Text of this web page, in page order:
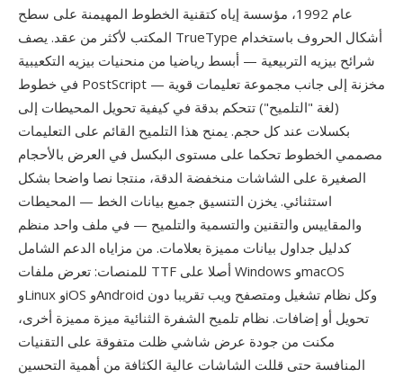
عام 1992، مؤسسة إياه كتقنية الخطوط المهيمنة على سطح
المكتب لأكثر من عقد. يصف TrueType أشكال الحروف باستخدام
شرائح بيزيه التربيعية — أبسط رياضيا من منحنيات بيزيه التكعيبية
في خطوط PostScript — مخزنة إلى جانب مجموعة تعليمات قوية
(لغة "التلميح") تتحكم بدقة في كيفية تحويل المحيطات إلى
بكسلات عند كل حجم. يمنح هذا التلميح القائم على التعليمات
مصممي الخطوط تحكما على مستوى البكسل في العرض بالأحجام
الصغيرة على الشاشات منخفضة الدقة، منتجا نصا واضحا بشكل
استثنائي. يخزن التنسيق جميع بيانات الخط — المحيطات
والمقاييس والتقنين والتسمية والتلميح — في ملف واحد منظم
كدليل جداول بيانات مميزة بعلامات. من مزاياه الدعم الشامل
للمنصات: تعرض ملفات TTF أصلا على Windows وmacOS
وLinux وiOS وAndroid وكل نظام تشغيل ومتصفح ويب تقريبا دون
تحويل أو إضافات. نظام تلميح الشفرة الثنائية ميزة مميزة أخرى،
مكنت من جودة عرض شاشي ظلت متفوقة على التقنيات
المنافسة حتى قللت الشاشات عالية الكثافة من أهمية التحسين